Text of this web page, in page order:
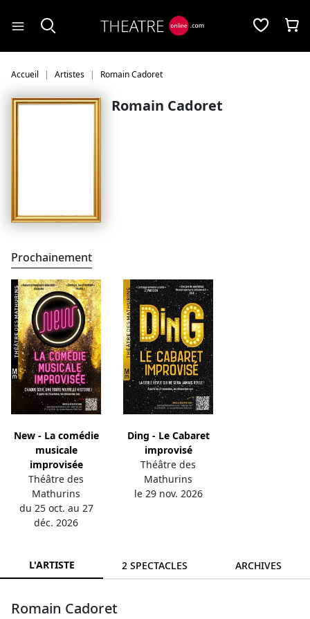
Accueil Artistes Romain Cadoret
Romain Cadoret
Prochainement
New - La comédie
musicale
improvisée
Théâtre des
Mathurins
du 25 oct. au 27
déc. 2026
Ding - Le Cabaret
improvisé
Théâtre des
Mathurins
le 29 nov. 2026
L'ARTISTE 2 SPECTACLES ARCHIVES
Romain Cadoret